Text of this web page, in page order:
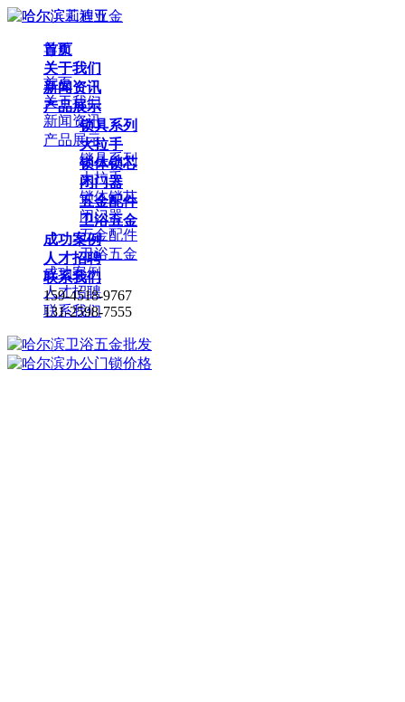
首页
关于我们
新闻资讯
产品展示
锁具系列
大拉手
锁体锁芯
闭门器
五金配件
卫浴五金
成功案例
人才招聘
联系我们
159-4518-9767
131-2598-7555
导航
首页
关于我们
新闻资讯
产品展示
锁具系列
大拉手
锁体锁芯
闭门器
五金配件
卫浴五金
成功案例
人才招聘
联系我们